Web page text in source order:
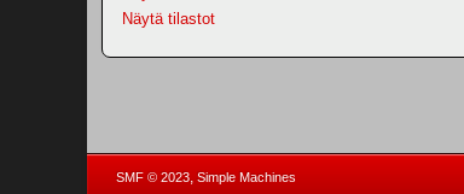
Näytä tilastot
SMF © 2023, Simple Machines